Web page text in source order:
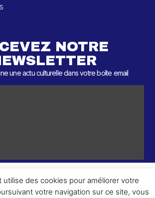
NOTRE
une actu culturelle dans votre boîte email
utilise des cookies pour améliorer votre
votre navigation sur ce site, vous